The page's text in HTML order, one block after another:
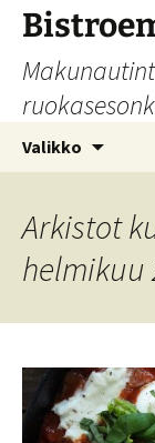
Siirry
sisältöön
Valikko
Arkistot
helmikuu